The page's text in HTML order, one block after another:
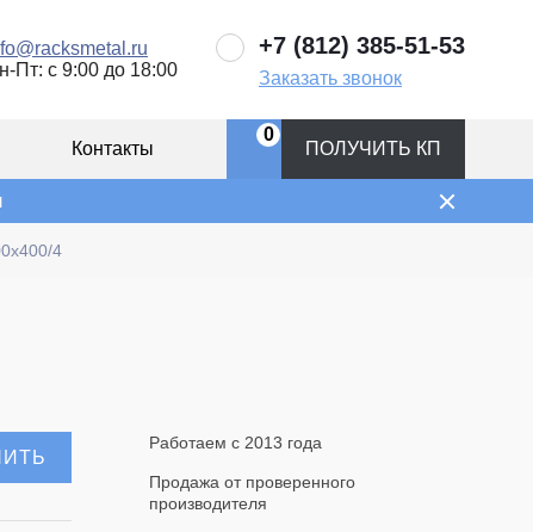
Пт: с 9:00 до 18:00
+7 (812) 385-51-53
Заказать звонок
Контакты
0
ПОЛУЧИТЬ КП
4
Работаем с 2013 года
Продажа от проверенного
производителя